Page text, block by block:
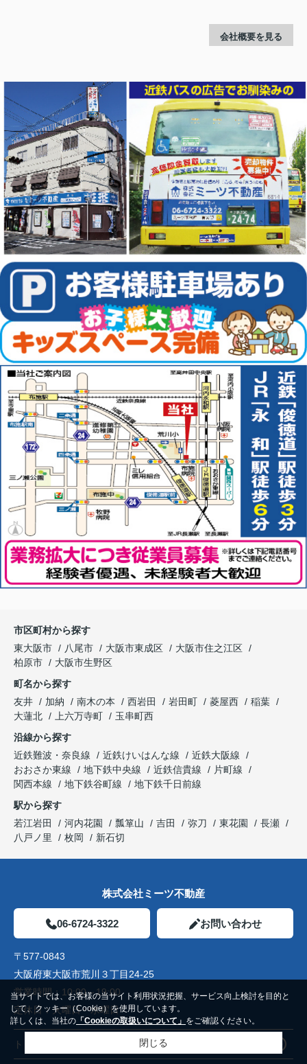
会社概要を見る
市区町村から探す
東大阪市
八尾市 大阪市東成区
大阪市住之江区
柏原市
大阪市生野区
町名から探す
友井
加納 南木の本 西岩田 岩田町 菱屋西
稲葉
大蓮北
上六万寺町
玉串町西
沿線から探す
近鉄難波・奈良線
近鉄けいはんな線
近鉄大阪線
おおさか東線
地下鉄中央線 近鉄信貴線
片町線
関西本線
地下鉄谷町線
地下鉄千日前線
駅から探す
若江岩田
河内花園 瓢箪山 吉田 弥刀 東花園
長瀬
八戸ノ里
枚岡 新石切
株式会社ミーツ不動産
06-6724-3322 お問い合わせ
〒577-0843
大阪府東大阪市荒川３丁目24-25
営業時間： 10:00～19:00
定休日：火曜日 水曜日
トップページ
当サイトでは、お客様の当サイト利用状況把握、サービス向上検討を目的と
して、クッキー（Cookie）を使用しています。
詳しくは、当社の 「Cookieの取扱いについて」 をご確認ください。
閉じる